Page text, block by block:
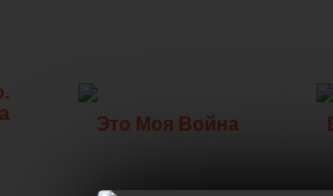
Это Моя Война